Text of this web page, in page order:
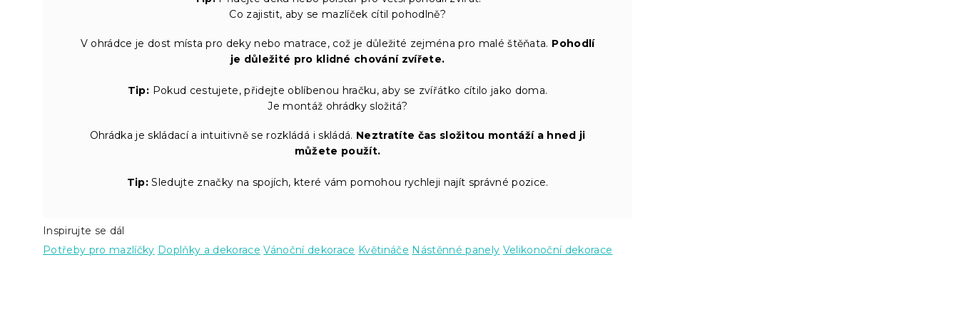
Co zajistit, aby se mazlíček cítil pohodlně?
V ohrádce je dost místa pro deky nebo matrace, což je důležité zejména pro malé štěňata. Pohodlí
je důležité pro klidné chování zvířete.
Tip: Pokud cestujete, přidejte oblíbenou hračku, aby se zvířátko cítilo jako doma.
Je montáž ohrádky složitá?
Ohrádka je skládací a intuitivně se rozkládá i skládá. Neztratíte čas složitou montáží a hned ji
můžete použít.
Tip:Sledujte značky na spojích, které vám pomohou rychleji najít správné pozice.
Inspirujte se dál
Potřeby pro mazlíčky Doplňky a dekorace Vánoční dekorace Květináče Nástěnné panely Velikonoční dekorace